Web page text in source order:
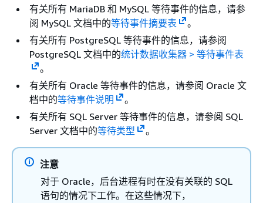
有关所有 MariaDB 和 MySQL 等待事件的信息，请参
阅 MySQL 文档中的等待事件摘要表
。
有关所有 PostgreSQL 等待事件的信息，请参阅
PostgreSQL 文档中的统计数据收集器 > 等待事件表
。
有关所有 Oracle 等待事件的信息，请参阅 Oracle 文
档中的等待事件说明
。
有关所有 SQL Server 等待事件的信息，请参阅 SQL
Server 文档中的等待类型 。
注意
对于 Oracle，后台进程有时在没有关联的 SQL
语句的情况下工作。在这些情况下，